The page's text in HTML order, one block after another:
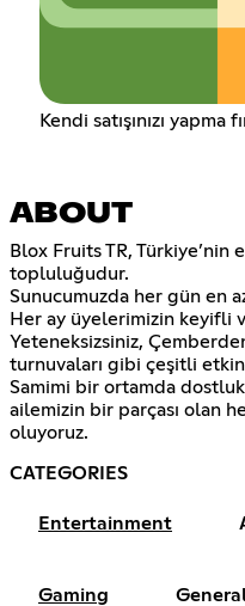
Kendi satışınızı yapma
ABOUT
Blox Fruits TR,
topluluğudur.
Sunucumuzda her gün en
Her ay üyelerimizin keyifli
Yeteneksizsiniz,
turnuvaları gibi çeşitli
Samimi bir ortamda
ailemizin bir parçası olan
oluyoruz.
CATEGORIES
Entertainment
Gaming